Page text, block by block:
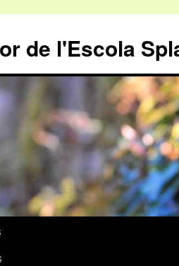
de l'Escola